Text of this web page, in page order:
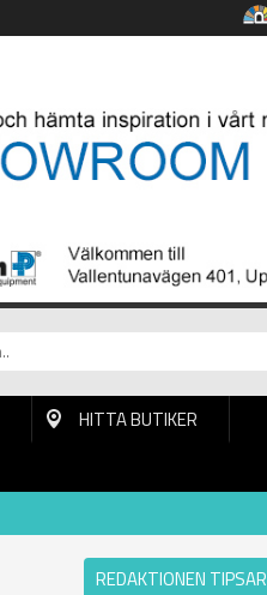
HITTA BUTIKER
REDAKTIONEN TIPSAR